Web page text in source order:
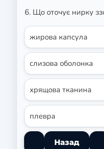
6. Що оточує нирку
жирова капсула
слизова оболонка
хрящова тканина
плевра